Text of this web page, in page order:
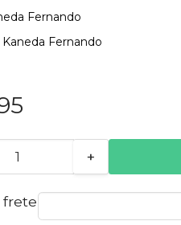
Fernando
Kaneda Fernando
+
frete